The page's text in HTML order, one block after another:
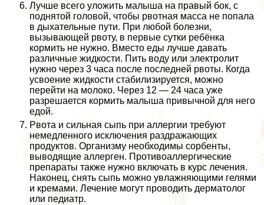
Лучше всего уложить малыша на правый бок, с
поднятой головой, чтобы рвотная масса не попала
в дыхательные пути. При любой болезни,
вызывающей рвоту, в первые сутки ребёнка
кормить не нужно. Вместо еды лучше давать
различные жидкости. Пить воду или электролит
нужно через 3 часа после последней рвоты. Когда
усвоение жидкости стабилизируется, можно
перейти на молоко. Через 12 — 24 часа уже
разрешается кормить малыша привычной для него
едой.
Рвота и сильная сыпь при аллергии требуют
немедленного исключения раздражающих
продуктов. Организму необходимы сорбенты,
выводящие аллерген. Противоаллергические
препараты также нужно включать в курс лечения.
Наконец, снять сыпь можно увлажняющими гелями
и кремами. Лечение могут проводить дерматолог
или педиатр.